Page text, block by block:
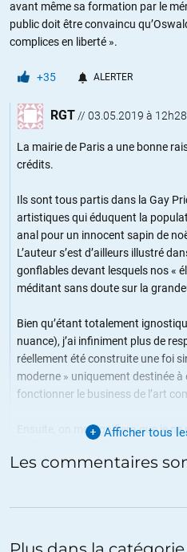
avant même sa formation par le
public doit être convaincu
complices en liberté ».
+35 ALERTER
RGT // 03.05.2019 à 12h28
La mairie de Paris a une bonne
crédits.
Ils sont tous partis dans la Gay
artistiques qui éduquent la
anal pour un innocent sapin de
L’auteur s’est d’ailleurs illustré
gonflables devant lesquels nos «
méditant sans doute sur la
Bien qu’étant totalement
nuance), j’ai infiniment plus de
réellement été construite une foi
moderne » uniquement destinée
fonctionner le business de l’art
Ensuite, on me signifiera que je
Afficher tous
Les commentaires